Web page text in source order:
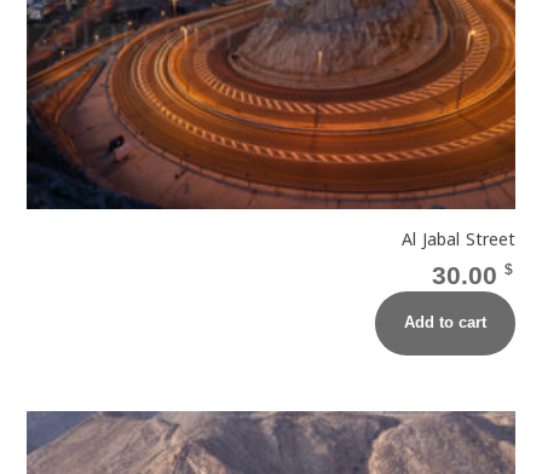
Al Jabal Street
30.00 $
Add to cart